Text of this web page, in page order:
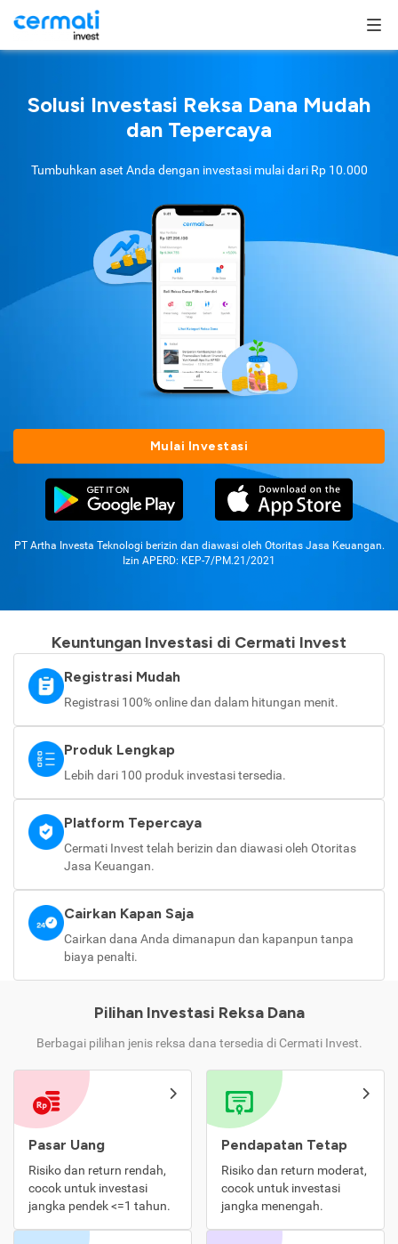
Solusi Investasi Reksa Dana Mudah
dan Tepercaya
Tumbuhkan aset Anda dengan investasi mulai dari Rp 10.000
Mulai Investasi
PT Artha Investa Teknologi berizin dan diawasi oleh Otoritas Jasa Keuangan.
Izin APERD: KEP-7/PM.21/2021
Keuntungan Investasi di Cermati Invest
Registrasi Mudah
Registrasi 100% online dan dalam hitungan menit.
Produk Lengkap
Lebih dari 100 produk investasi tersedia.
Platform Tepercaya
Cermati Invest telah berizin dan diawasi oleh Otoritas
Jasa Keuangan.
Cairkan Kapan Saja
Cairkan dana Anda dimanapun dan kapanpun tanpa
biaya penalti.
Pilihan Investasi Reksa Dana
Berbagai pilihan jenis reksa dana tersedia di Cermati Invest.
Pasar Uang
Risiko dan return rendah,
cocok untuk investasi
jangka pendek <=1 tahun.
Pendapatan Tetap
Risiko dan return moderat,
cocok untuk investasi
jangka menengah.